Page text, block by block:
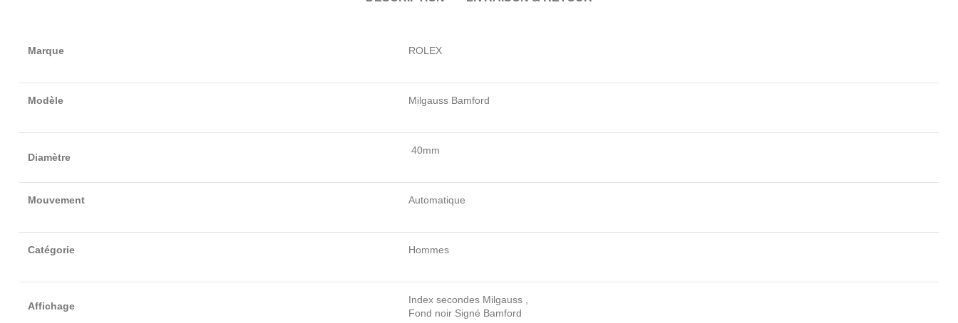
Marque ROLEX
Modèle Milgauss Bamford
Diamètre
40mm
Mouvement Automatique
Catégorie Hommes
Affichage
Index secondes Milgauss ,
Fond noir Signé Bamford